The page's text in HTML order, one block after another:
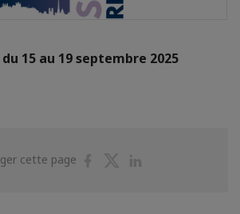
15 au 19 septembre 2025
cette page
PartagerPartager